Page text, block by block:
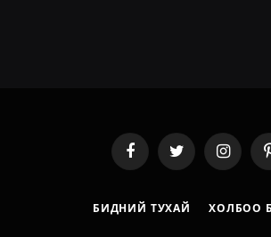
FacebookTwitter Instagram
БИДНИЙ ТУХАЙ ХОЛБОО